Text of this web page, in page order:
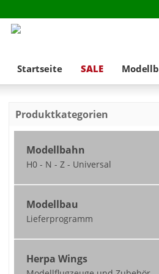
Startseite SALE
Produktkategorien
Modellbahn
H0 - N - Z - Universal
Neuheiten
nicht ausgeliefert /
zum Teil vorbestellbar
Modellbahn Spur H0
Lieferprogramm
Modellbau
Lieferprogramm
Modellbau - 1:45
Herpa Wings